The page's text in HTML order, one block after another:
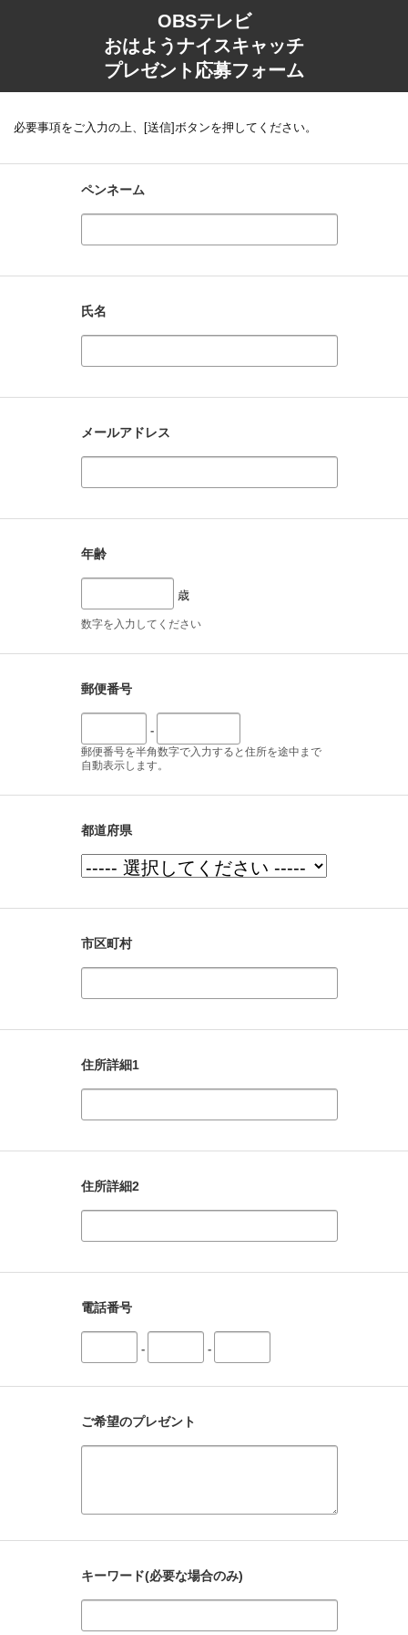
OBSテレビ
おはようナイスキャッチ
プレゼント応募フォーム
必要事項をご入力の上、[送信]ボタンを押してください。
ペンネーム
氏名
メールアドレス
年齢
歳
数字を入力してください
郵便番号
-
郵便番号を半角数字で入力すると住所を途中まで
自動表示します。
都道府県
市区町村
住所詳細1
住所詳細2
電話番号
- -
ご希望のプレゼント
キーワード(必要な場合のみ)